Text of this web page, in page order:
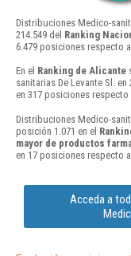
Distribuciones Medico-
214.549 del Ranking
6.479 posiciones respecto
En el Ranking de Alicante
sanitarias De Levante Sl.
en 317 posiciones respecto
Distribuciones Medico-
posición 1.071 en el
mayor de productos
en 17 posiciones respecto
Acceda a